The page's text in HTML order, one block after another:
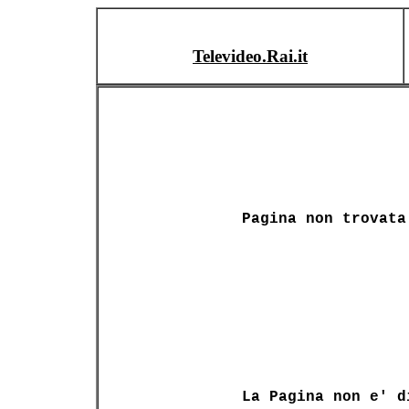
Televideo.Rai.it
Pagina non trovata
La Pagina non e'